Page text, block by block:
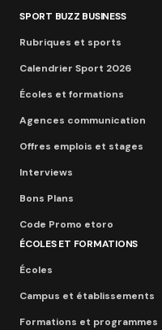
SPORT BUZZ BUSINESS
Rubriques et sports
Calendrier Sport 2026
Écoles et formations
Agences communication
Offres emplois et stages
Interviews
Bons Plans
Code Promo etoro
ÉCOLES ET FORMATIONS
Écoles
Campus et établissements
Formations et programmes